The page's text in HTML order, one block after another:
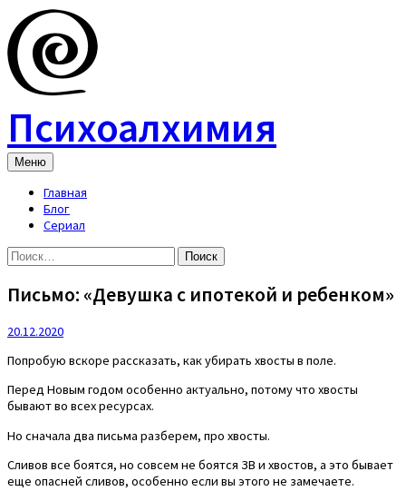
Skip
to
content
Психоалхимия
Меню
Главная
Блог
Сериал
Найти:
Письмо: «Девушка с ипотекой и ребенком»
20.12.2020
Попробую вскоре рассказать, как убирать хвосты в поле.
Перед Новым годом особенно актуально, потому что хвосты
бывают во всех ресурсах.
Но сначала два письма разберем, про хвосты.
Сливов все боятся, но совсем не боятся ЗВ и хвостов, а это бывает
еще опасней сливов, особенно если вы этого не замечаете.